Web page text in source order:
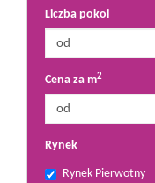
Liczba pokoi
Cena za m2
Rynek
Rynek Pierwotny